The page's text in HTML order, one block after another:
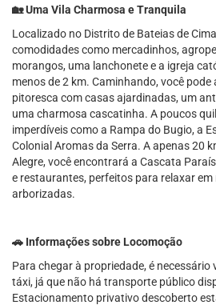
🏡 Uma Vila Charmosa e Tranquila
Localizado no Distrito de Bateias de
comodidades como mercadinhos,
morangos, uma lanchonete e a igreja
menos de 2 km. Caminhando, você pode
pitoresca com casas ajardinadas, um
uma charmosa cascatinha. A poucos
imperdíveis como a Rampa do Bugio, a
Colonial Aromas da Serra. A apenas 20
Alegre, você encontrará a Cascata
e restaurantes, perfeitos para relaxar em
arborizadas.
🚗 Informações sobre Locomoção
Para chegar à propriedade, é
táxi, já que não há transporte público
Estacionamento privativo descoberto